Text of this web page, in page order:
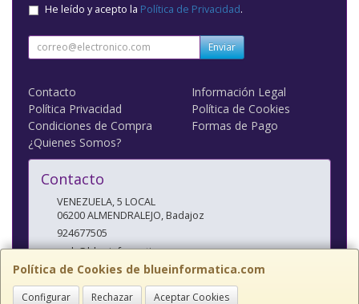
Política de Cookies de blueinformatica.com
Configurar Rechazar Aceptar Cookies
He leído y acepto la Política de Privacidad.
Enviar
Contacto
Información Legal
Política Privacidad
Política de Cookies
Condiciones de Compra
Formas de Pago
¿Quienes Somos?
Contacto
VENEZUELA, 5 LOCAL
06200ALMENDRALEJO,Badajoz
924677505
web@blueinformatica.com